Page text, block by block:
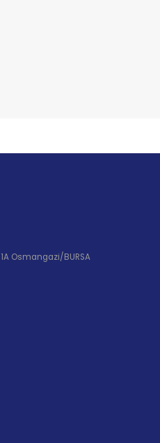
Osmangazi/BURSA